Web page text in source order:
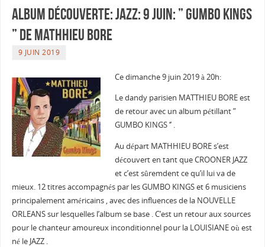
Album Découverte: Jazz: 9 juin: ” GUMBO KINGS
” de Mathhieu Bore
9 JUIN 2019
Ce dimanche 9 juin 2019 à 20h:
Le dandy parisien MATTHIEU BORE est
de retour avec un album pétillant ”
GUMBO KINGS ‘’ .
Au départ MATHHIEU BORE s’est
découvert en tant que CROONER JAZZ
et c’est sûremdent ce qu’il lui va de
mieux. 12 titres accompagnés par les GUMBO KINGS et 6 musiciens
principalement américains , avec des influences de la NOUVELLE
ORLEANS sur lesquelles l’album se base . C’est un retour aux sources
pour le chanteur amoureux inconditionnel pour la LOUISIANE où est
né le JAZZ .